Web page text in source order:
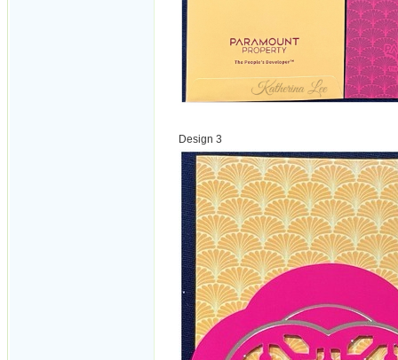
Design 3